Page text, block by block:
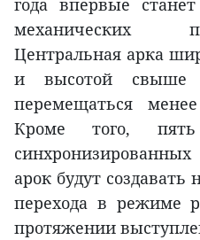
года впервые
механических
Центральная арка
и высотой свыше
перемещаться
Кроме того,
арок будут
перехода в режиме
протяжении